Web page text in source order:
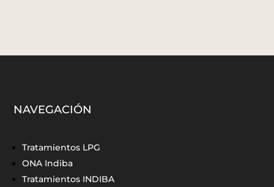
NAVEGACIÓN
Tratamientos LPG
ONA Indiba
Tratamientos INDIBA